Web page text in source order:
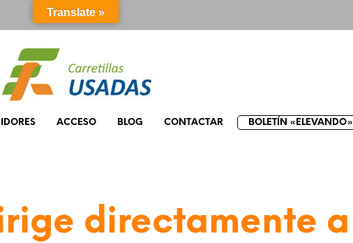
ACCESO BLOG CONTACTAR BOLETÍN «ELEVANDO»
directamente a
Translate »